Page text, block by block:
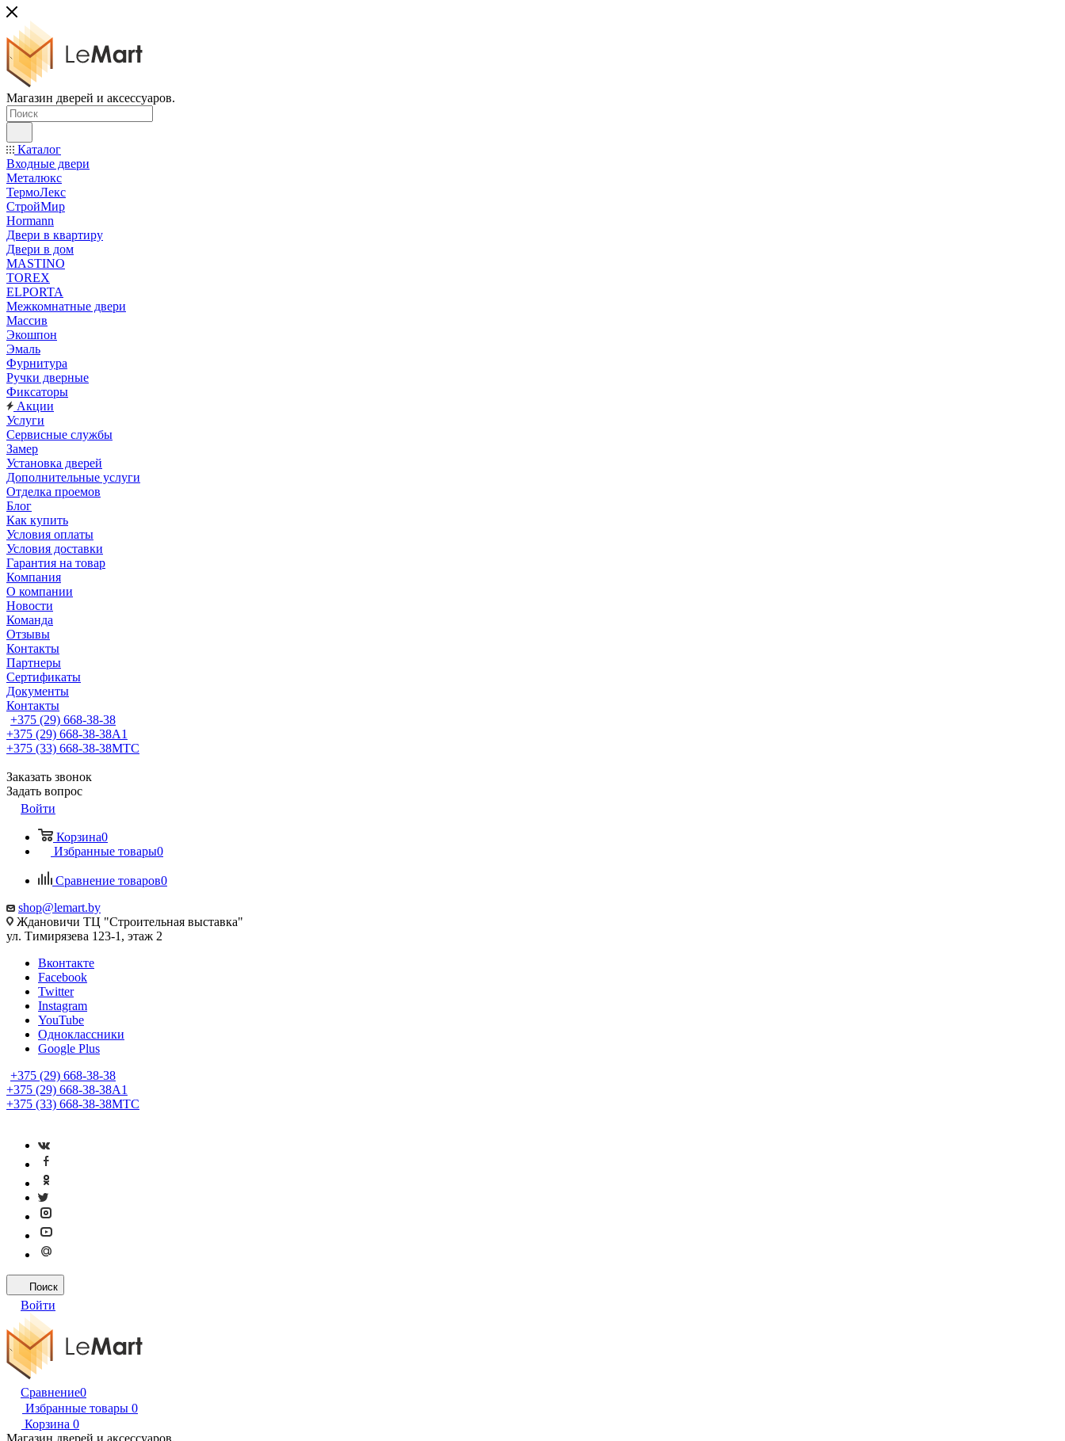
Магазин дверей и аксессуаров.
Каталог
Входные двери
Металюкс
ТермоЛекс
СтройМир
Hormann
Двери в квартиру
Двери в дом
MASTINO
TOREX
ELPORTA
Межкомнатные двери
Массив
Экошпон
Эмаль
Фурнитура
Ручки дверные
Фиксаторы
Акции
Услуги
Сервисные службы
Замер
Установка дверей
Дополнительные услуги
Отделка проемов
Блог
Как купить
Условия оплаты
Условия доставки
Гарантия на товар
Компания
О компании
Новости
Команда
Отзывы
Контакты
Партнеры
Сертификаты
Документы
Контакты
+375 (29) 668-38-38
+375 (29) 668-38-38A1
+375 (33) 668-38-38МТС
Заказать звонок
Задать вопрос
Войти
Корзина0
Избранные товары0
Сравнение товаров0
shop@lemart.by
Ждановичи ТЦ "Строительная выставка"
ул. Тимирязева 123-1, этаж 2
Вконтакте
Facebook
Twitter
Instagram
YouTube
Одноклассники
Google Plus
+375 (29) 668-38-38
+375 (29) 668-38-38A1
+375 (33) 668-38-38МТС
Поиск
Войти
Сравнение0
Избранные товары 0
Корзина 0
Магазин дверей и аксессуаров.